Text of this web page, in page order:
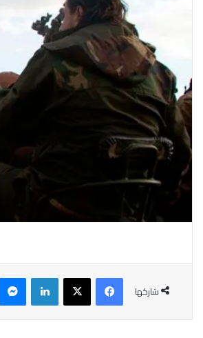
شاركها
فيسبوك‫X لينكدإن